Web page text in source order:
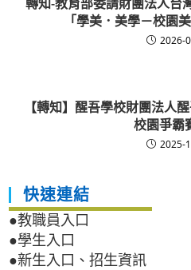
「學美．美學－校園
2026-
【轉知】醒吾學校財團法人
校園爭霸
2025-
快速連結
●教職員入口
●學生入口
●新生入口、招生資訊